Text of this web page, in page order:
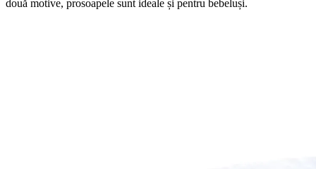
două motive, prosoapele sunt ideale și pentru bebeluși.